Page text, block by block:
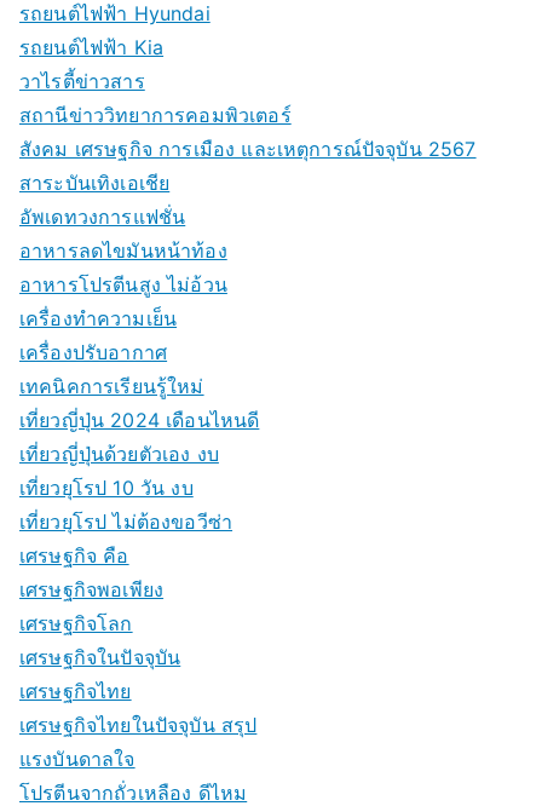
รถยนต์ไฟฟ้า Hyundai
รถยนต์ไฟฟ้า Kia
วาไรตี้ข่าวสาร
สถานีข่าววิทยาการคอมพิวเตอร์
สังคม เศรษฐกิจ การเมือง และเหตุการณ์ปัจจุบัน 2567
สาระบันเทิงเอเชีย
อัพเดทวงการแฟชั่น
อาหารลดไขมันหน้าท้อง
อาหารโปรตีนสูง ไม่อ้วน
เครื่องทำความเย็น
เครื่องปรับอากาศ
เทคนิคการเรียนรู้ใหม่
เที่ยวญี่ปุ่น 2024 เดือนไหนดี
เที่ยวญี่ปุ่นด้วยตัวเอง งบ
เที่ยวยุโรป 10 วัน งบ
เที่ยวยุโรป ไม่ต้องขอวีซ่า
เศรษฐกิจ คือ
เศรษฐกิจพอเพียง
เศรษฐกิจโลก
เศรษฐกิจในปัจจุบัน
เศรษฐกิจไทย
เศรษฐกิจไทยในปัจจุบัน สรุป
แรงบันดาลใจ
โปรตีนจากถั่วเหลือง ดีไหม